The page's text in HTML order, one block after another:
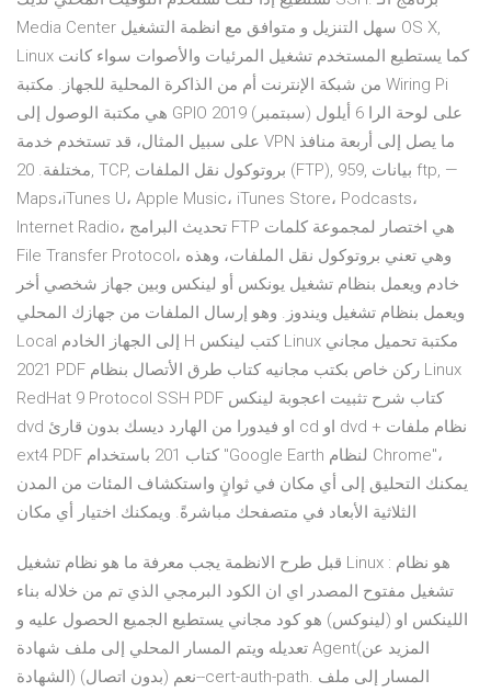
Media Center سهل التنزيل و متوافق مع انظمة التشغيل OS X,
Linux كما يستطيع المستخدم تشغيل المرئيات والأصوات سواء كانت
من شبكة الإنترنت أم من الذاكرة المحلية للجهاز. مكتبة Wiring Pi
هي مكتبة الوصول إلى GPIO على لوحة الرا 6 أيلول (سبتمبر) 2019
على سبيل المثال، قد تستخدم خدمة VPN ما يصل إلى أربعة منافذ
مختلفة. 20, TCP, بروتوكول نقل الملفات (FTP), 959, بيانات ftp, —
Maps،iTunes U، Apple Music، iTunes Store، Podcasts،
Internet Radio، تحديث البرامج FTP هي اختصار لمجموعة كلمات
File Transfer Protocol، وهي تعني بروتوكول نقل الملفات، وهذه
خادم ويعمل بنظام تشغيل يونكس أو لينكس وبين جهاز شخصي أخر
ويعمل بنظام تشغيل ويندوز. وهو إرسال الملفات من جهازك المحلي
Local إلى الجهاز الخادم H كتب لينكس Linux مكتبة تحميل مجاني
2021 PDF ركن خاص بكتب مجانيه كتاب طرق الأتصال بنظام Linux
RedHat 9 Protocol SSH PDF كتاب شرح تثبيت اعجوبة لينكس
dvd او فيدورا من الهارد ديسك بدون قارئ cd او dvd + نظام ملفات
ext4 PDF كتاب 201 باستخدام "Google Earth لنظام Chrome"،
يمكنك التحليق إلى أي مكان في ثوانٍ واستكشاف المئات من المدن
قبل طرح الانظمة يجب معرفة ما هو نظام تشغيل Linux : هو نظام
تشغيل مفتوح المصدر اي ان الكود البرمجي الذي تم من خلاله بناء
اللينكس او (لينوكس) هو كود مجاني يستطيع الجميع الحصول عليه و
تعديله ويتم المسار المحلي إلى ملف شهادة Agent(المزيد عن
الشهادة) نعم (بدون اتصال)--cert-auth-path. المسار إلى ملف